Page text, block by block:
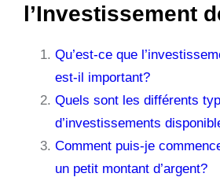
l’Investissement
Qu’est-ce que
est-il important?
Quels sont les différents
d’investissements
Comment puis-je
un petit montant d’argent?